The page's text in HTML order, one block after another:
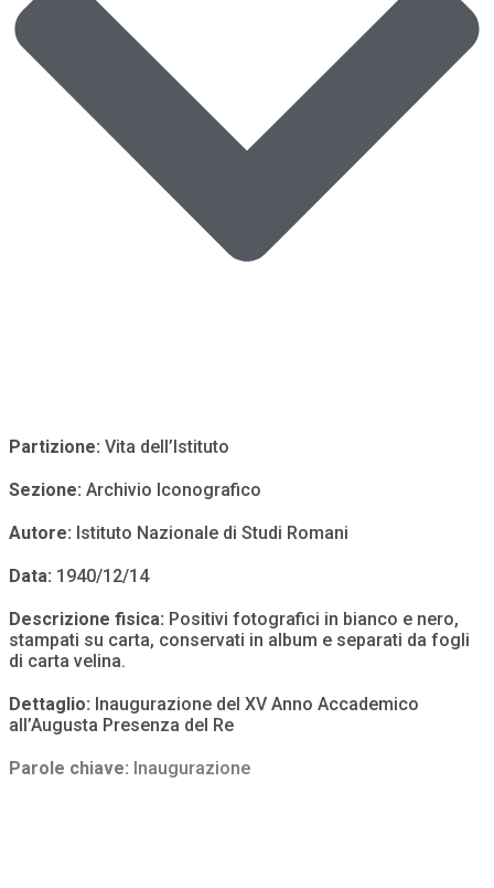
Partizione: Vita dell’Istituto
Sezione: Archivio Iconografico
Autore: Istituto Nazionale di Studi Romani
Data: 1940/12/14
Descrizione fisica: Positivi fotografici in bianco e nero,
stampati su carta, conservati in album e separati da fogli
di carta velina.
Dettaglio: Inaugurazione del XV Anno Accademico
all’Augusta Presenza del Re
Parole chiave: Inaugurazione